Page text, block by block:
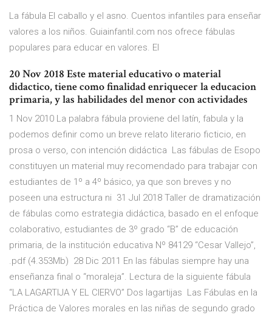
La fábula El caballo y el asno. Cuentos infantiles para enseñar
valores a los niños. Guiainfantil.com nos ofrece fábulas
populares para educar en valores. El
20 Nov 2018 Este material educativo o material
didactico, tiene como finalidad enriquecer la educacion
primaria, y las habilidades del menor con actividades
1 Nov 2010 La palabra fábula proviene del latín, fabula y la
podemos definir como un breve relato literario ficticio, en
prosa o verso, con intención didáctica Las fábulas de Esopo
constituyen un material muy recomendado para trabajar con
estudiantes de 1º a 4º básico, ya que son breves y no
poseen una estructura ni 31 Jul 2018 Taller de dramatización
de fábulas como estrategia didáctica, basado en el enfoque
colaborativo, estudiantes de 3º grado “B” de educación
primaria, de la institución educativa Nº 84129 “Cesar Vallejo”,
.pdf (4.353Mb) 28 Dic 2011 En las fábulas siempre hay una
enseñanza final o “moraleja”. Lectura de la siguiente fábula
“LA LAGARTIJA Y EL CIERVO” Dos lagartijas Las Fábulas en la
Práctica de Valores morales en las niñas de segundo grado